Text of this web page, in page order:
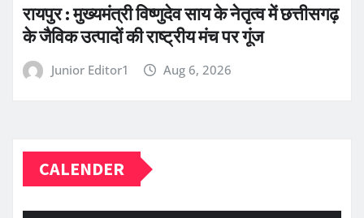
रायपुर : मुख्यमंत्री विष्णुदेव साय के नेतृत्व में छत्तीसगढ़
के जैविक उत्पादों की राष्ट्रीय मंच पर गूंज
Junior Editor1 Aug 6, 2026
CALENDER